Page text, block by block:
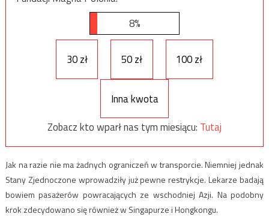
8%
30 zł 50 zł 100 zł
Inna kwota
Zobacz kto wparł nas tym miesiącu: Tutaj
Jak na razie nie ma żadnych ograniczeń w transporcie. Niemniej jednak
Stany Zjednoczone wprowadziły już pewne restrykcje. Lekarze badają
bowiem pasażerów powracających ze wschodniej Azji. Na podobny
krok zdecydowano się również w Singapurze i Hongkongu.